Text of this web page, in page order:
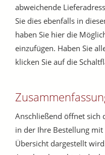
abweichende
Sie dies ebenfalls in
haben Sie hier die
einzufügen. Haben Sie
klicken Sie auf die
Anschließend öffnet sich
in der Ihre Bestellung
Übersicht dargestellt